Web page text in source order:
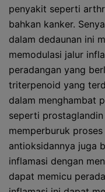
penyakit seperti
bahkan kanker.
dalam dedaunan ini
memodulasi jalur
peradangan yang
triterpenoid yang
dalam menghambat
seperti
memperburuk
antioksidannya juga
inflamasi dengan
dapat memicu